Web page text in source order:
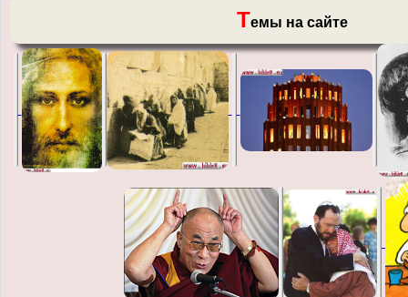
Темы на сайте